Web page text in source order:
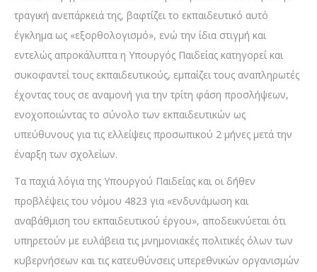
τραγική ανεπάρκειά της, βαφτίζει το εκπαιδευτικό αυτό
έγκλημα ως «εξορθολογισμό», ενώ την ίδια στιγμή και
εντελώς απροκάλυπτα η Υπουργός Παιδείας κατηγορεί και
συκοφαντεί τους εκπαιδευτικούς, εμπαίζει τους αναπληρωτές
έχοντας τους σε αναμονή για την τρίτη φάση προσλήψεων,
ενοχοποιώντας το σύνολο των εκπαιδευτικών ως
υπεύθυνους για τις ελλείψεις προσωπικού 2 μήνες μετά την
έναρξη των σχολείων.
Τα παχιά λόγια της Υπουργού Παιδείας και οι δήθεν
προβλέψεις του νόμου 4823 για «ενδυνάμωση και
αναβάθμιση του εκπαιδευτικού έργου», αποδεικνύεται ότι
υπηρετούν με ευλάβεια τις μνημονιακές πολιτικές όλων των
κυβερνήσεων και τις κατευθύνσεις υπερεθνικών οργανισμών